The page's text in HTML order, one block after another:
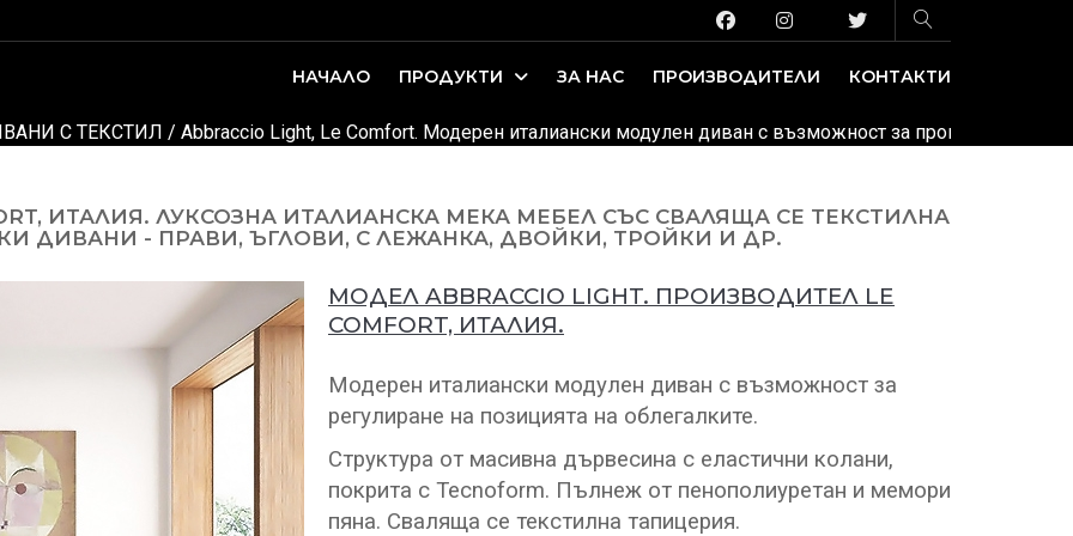
НАЧАЛО ПРОДУКТИ ЗА НАС ПРОИЗВОДИТЕЛИ КОНТАКТИ
С ТЕКСТИЛ / Abbraccio Light, Le Comfort. Модерен италиански модулен диван с възможност за промяна на
ИТАЛИЯ. ЛУКСОЗНА ИТАЛИАНСКА МЕКА МЕБЕЛ СЪС СВАЛЯЩА СЕ ТЕКСТИЛНА
ДИВАНИ - ПРАВИ, ЪГЛОВИ, С ЛЕЖАНКА, ДВОЙКИ, ТРОЙКИ И ДР.
МОДЕЛ ABBRACCIO LIGHT. ПРОИЗВОДИТЕЛ LE
COMFORT, ИТАЛИЯ.
Модерен италиански модулен диван с възможност за
регулиране на позицията на облегалките.
Структура от масивна дървесина с еластични колани,
покрита с Tecnoform. Пълнеж от пенополиуретан и мемори
пяна. Сваляща се текстилна тапицерия.